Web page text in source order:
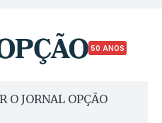
50 ANOS
O JORNAL OPÇÃO